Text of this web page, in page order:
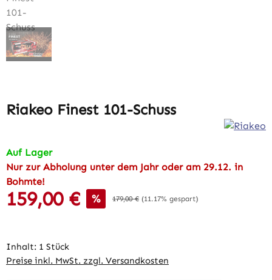
Riakeo Finest 101-Schuss
Auf Lager
Nur zur Abholung unter dem Jahr oder am 29.12. in
Bohmte!
Verkaufspreis:
159,00 € % Regulärer Preis:
179,00 € (11.17% gespart)
Inhalt: 1 Stück
Preise inkl. MwSt. zzgl. Versandkosten